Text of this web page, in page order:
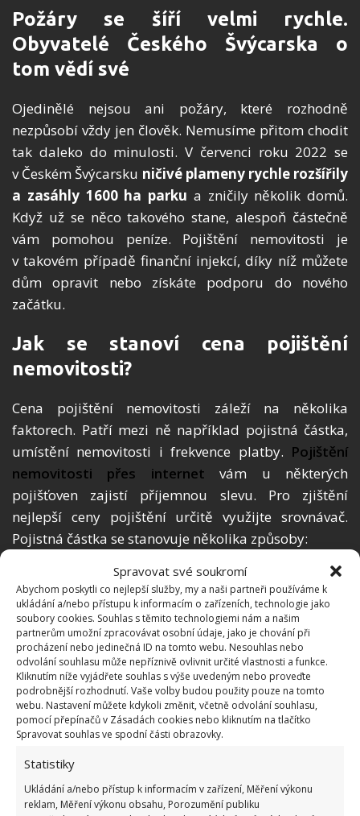
Spravovat své soukromí
Abychom poskytli co nejlepší služby, my a naši partneři používáme k
ukládání a/nebo přístupu k informacím o zařízeních, technologie jako
soubory cookies. Souhlas s těmito technologiemi nám a našim
partnerům umožní zpracovávat osobní údaje, jako je chování při
procházení nebo jedinečná ID na tomto webu. Nesouhlas nebo
odvolání souhlasu může nepříznivě ovlivnit určité vlastnosti a funkce.
Kliknutím níže vyjádřete souhlas s výše uvedeným nebo proveďte
podrobnější rozhodnutí. Vaše volby budou použity pouze na tomto
webu. Nastavení můžete kdykoli změnit, včetně odvolání souhlasu,
pomocí přepínačů v Zásadách cookies nebo kliknutím na tlačítko
Spravovat souhlas ve spodní části obrazovky.
Statistiky
Ukládání a/nebo přístup k informacím v zařízení, Měření výkonu
reklam, Měření výkonu obsahu, Porozumění publiku
Požáry se šíří velmi rychle.
Obyvatelé Českého Švýcarska o
tom vědí své
Ojedinělé nejsou ani požáry, které rozhodně
nezpůsobí vždy jen člověk. Nemusíme přitom chodit
tak daleko do minulosti. V červenci roku 2022 se
v Českém Švýcarsku ničivé plameny rychle rozšířily
a zasáhly 1600 ha parku a zničily několik domů.
Když už se něco takového stane, alespoň částečně
vám pomohou peníze. Pojištění nemovitosti je
v takovém případě finanční injekcí, díky níž můžete
dům opravit nebo získáte podporu do nového
začátku.
Jak se stanoví cena pojištění
nemovitosti?
Cena pojištění nemovitosti záleží na několika
faktorech. Patří mezi ně například pojistná částka,
umístění nemovitosti i frekvence platby. Pojištění
nemovitosti přes internet vám u některých
pojišťoven zajistí příjemnou slevu. Pro zjištění
nejlepší ceny pojištění určitě využijte srovnávač.
Pojistná částka se stanovuje několika způsoby:
Odhad provedepracovník pojišťovny
u kterési pojištění sjednáte.
·
Výši pojistné částky si určíte sami
(tady ale pozor na podpojištění
nemovitosti).
· Odhadem na základěznaleck
posudku.
obnovu poškozen énemovitosti, stejně jako náklady